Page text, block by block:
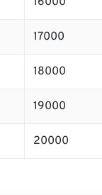
17000
18000
19000
20000